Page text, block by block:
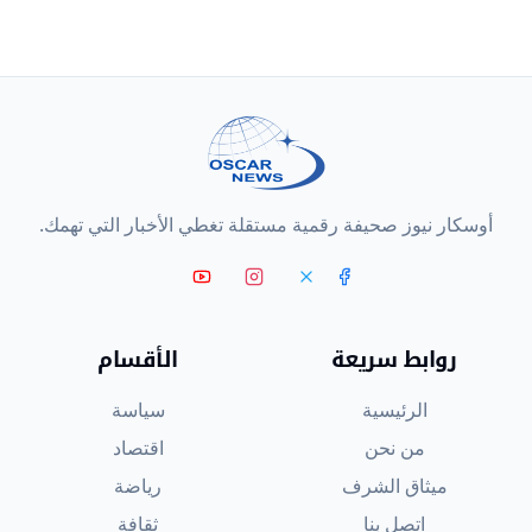
أوسكار نيوز صحيفة رقمية مستقلة تغطي الأخبار التي تهمك.
روابط سريعة
الرئيسية
من نحن
ميثاق الشرف
اتصل بنا
الأقسام
سياسة
اقتصاد
رياضة
ثقافة